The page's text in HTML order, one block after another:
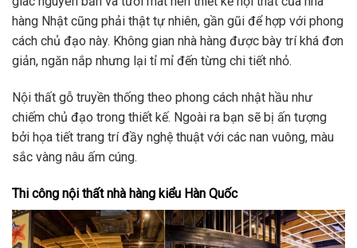
hàng Nhật cũng phải thật tự nhiên, gần gũi để hợp với phong
cách chủ đạo này. Không gian nhà hàng được bày trí khá đơn
giản, ngăn nắp nhưng lại tỉ mỉ đến từng chi tiết nhỏ.
Nội thất gỗ truyền thống theo phong cách nhật hầu như
chiếm chủ đạo trong thiết kế. Ngoài ra bạn sẽ bị ấn tượng
bởi họa tiết trang trí đầy nghệ thuật với các nan vuông, màu
sắc vàng nâu ấm cúng.
Thi công nội thất nhà hàng kiểu Hàn Quốc